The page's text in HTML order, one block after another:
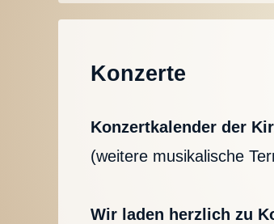
Konzerte
Konzertkalender der
(weitere musikalische
Wir laden herzlich zu